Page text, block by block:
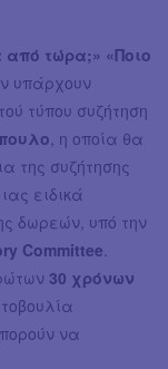
από τώρα;» «Ποιο
υπάρχουν
τύπου συζήτηση
, η οποία θα
της συζήτησης
ειδικά
δωρεών, υπό την
Committee
30 χρόνων
να